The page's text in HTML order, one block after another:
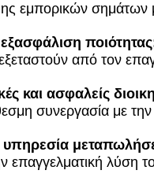
εμπορικών
από τον
και ασφαλείς
συνεργασία με την
υπηρεσία
επαγγελματική λύση